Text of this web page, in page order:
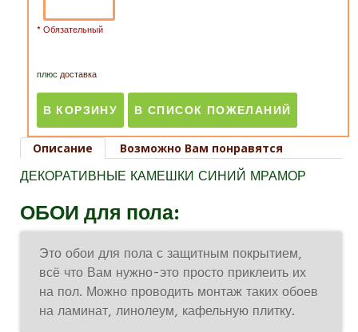
* Обязательный
плюс доставка
Описание
Возможно Вам понравятся
ДЕКОРАТИВНЫЕ КАМЕШКИ СИНИЙ МРАМОР
ОБОИ для пола:
Это обои для пола с защитным покрытием,
всё что Вам нужно-это просто приклеить их
на пол. Можно проводить монтаж таких обоев
на ламинат, линолеум, кафельную плитку.